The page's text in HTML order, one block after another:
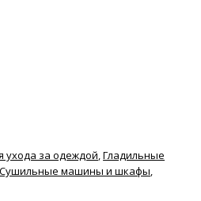
ухода за одеждой,Гладильные
Сушильные машины и шкафы,